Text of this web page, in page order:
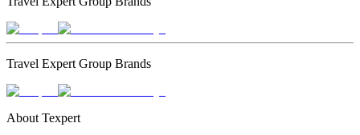
Travel Expert Group Brands
About Texpert